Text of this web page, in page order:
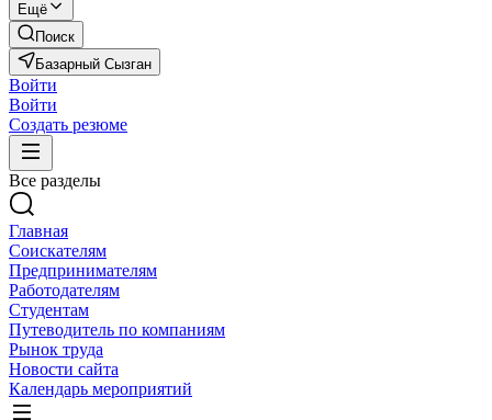
Ещё
Поиск
Базарный Сызган
Войти
Войти
Создать резюме
Все разделы
Главная
Соискателям
Предпринимателям
Работодателям
Студентам
Путеводитель по компаниям
Рынок труда
Новости сайта
Календарь мероприятий